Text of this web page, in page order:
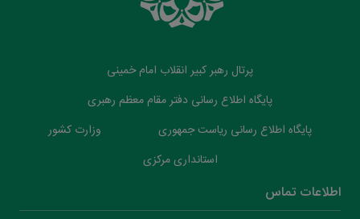
پرتال رهبر کبیر انقلاب امام خمینی
پایگاه اطلاع رسانی دفتر مقام معظم رهبری
پایگاه اطلاع رسانی ریاست جمهوری
وزارت کشور
استانداری مرکزی
اطلاعات تماس